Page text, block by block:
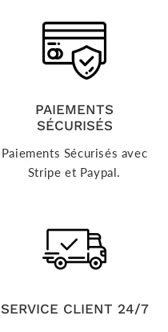
PAIEMENTS
SÉCURISÉS
Paiements Sécurisés avec
Stripe et Paypal.
SERVICE CLIENT 24/7